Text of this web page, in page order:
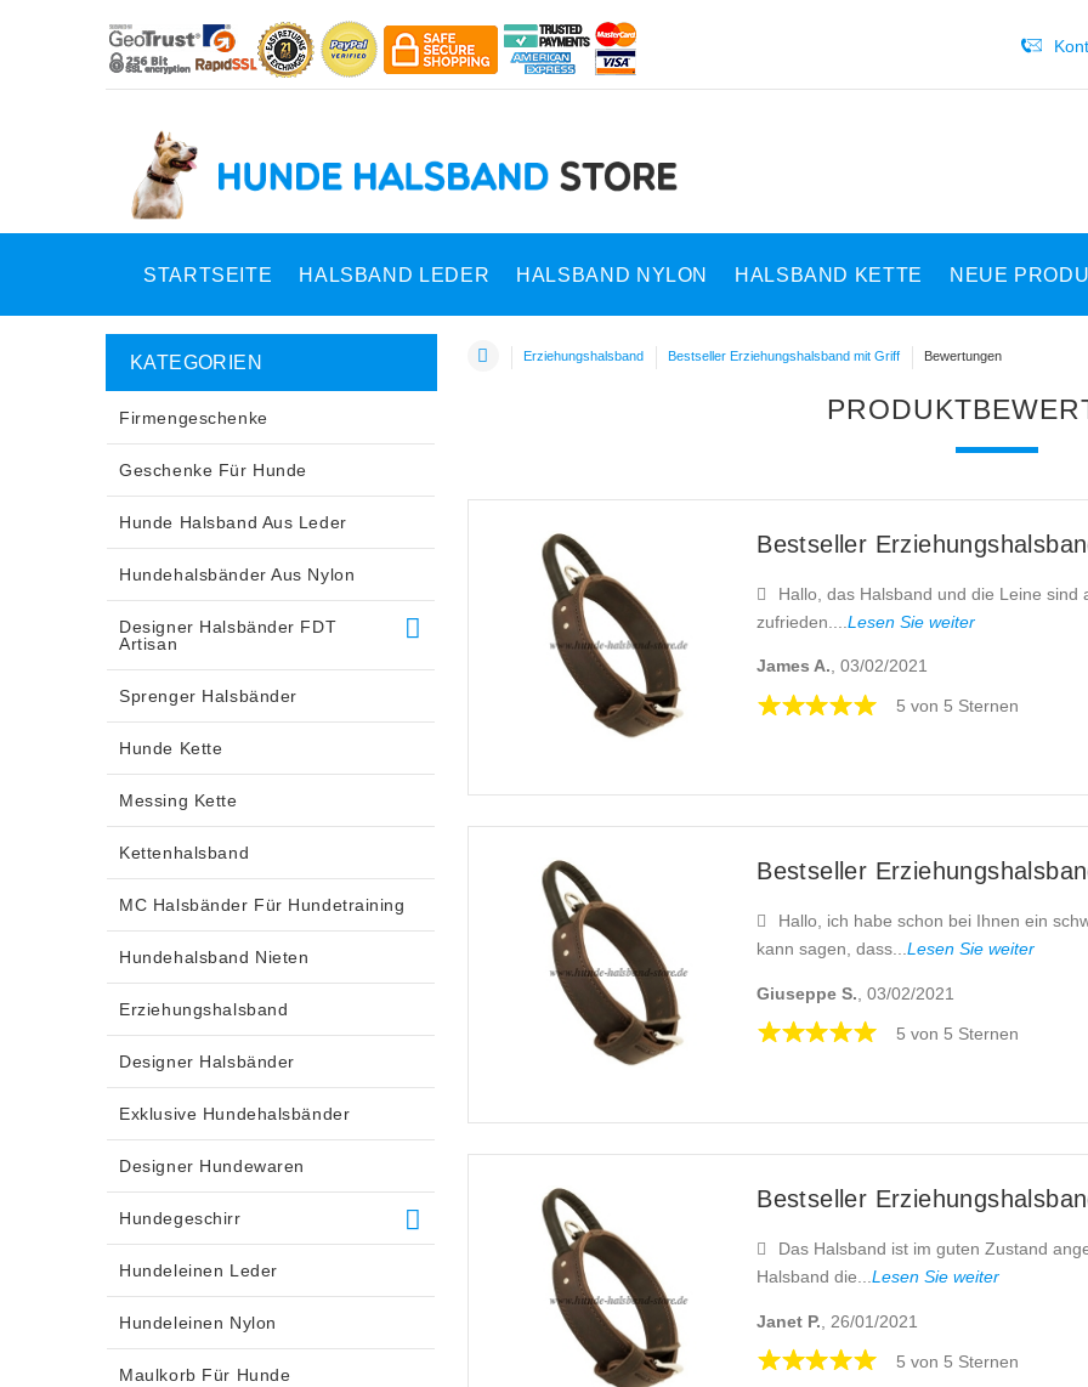
STARTSEITE HALSBAND LEDER HALSBAND NYLON HALSBAND KETTE NEUE
Erziehungshalsband Bestseller Erziehungshalsband mit Griff Bewertungen
Bestseller
Hallo, das Halsband und die Leine
zufrieden....Lesen Sie weiter
James A., 03/02/2021
5 von 5 Sternen
Bestseller
Hallo, ich habe schon bei Ihnen ein
kann sagen, dass...Lesen Sie weiter
Giuseppe S. , 03/02/2021
5 von 5 Sternen
Bestseller
Das Halsband ist im guten Zustand
Halsband die...Lesen Sie weiter
Janet P. , 26/01/2021
5 von 5 Sternen
KATEGORIEN
Firmengeschenke
Geschenke Für Hunde
Hunde Halsband Aus Leder
Hundehalsbänder Aus Nylon
Designer Halsbänder FDT
Artisan
Sprenger Halsbänder
Hunde Kette
Messing Kette
Kettenhalsband
MC Halsbänder Für Hundetraining
Hundehalsband Nieten
Erziehungshalsband
Designer Halsbänder
Exklusive Hundehalsbänder
Designer Hundewaren
Hundegeschirr
Hundeleinen Leder
Hundeleinen Nylon
Maulkorb Für Hunde